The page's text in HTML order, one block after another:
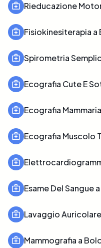
Rieducazione
Fisiokinesiterapia a
Spirometria
Ecografia Cute E
Ecografia
Ecografia Muscolo
Esame Del Sangue
Lavaggio
Mammografia a